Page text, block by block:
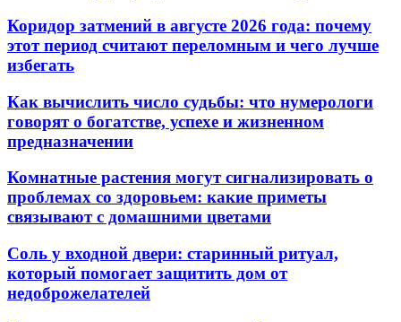
Коридор затмений в августе 2026 года: почему
этот период считают переломным и чего лучше
избегать
Как вычислить число судьбы: что нумерологи
говорят о богатстве, успехе и жизненном
предназначении
Комнатные растения могут сигнализировать о
проблемах со здоровьем: какие приметы
связывают с домашними цветами
Соль у входной двери: старинный ритуал,
который помогает защитить дом от
недоброжелателей